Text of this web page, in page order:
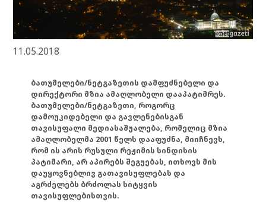
11.05.2018
ბათუმელები/ნეტგაზეთის დამფუძნებელი და
დირექტორი მზია ამაღლობელი დააპატიმრეს.
ბათუმელები/ნეტგაზეთი, როგორც
დამოუკიდებელი და გავლენებისგან
თავისუფალი მედიასაშუალება, რომელიც მზია
ამაღლობელმა 2001 წელს დააფუძნა, მიიჩნევს,
რომ ის არის რუსული რეჟიმის სინდისის
პატიმარი, არ აპირებს შეგუებას, ითხოვს მის
დაუყოვნებლივ გათავისუფლებას და
აგრძელებს ბრძოლას სიტყვის
თავისუფლებისთვის.